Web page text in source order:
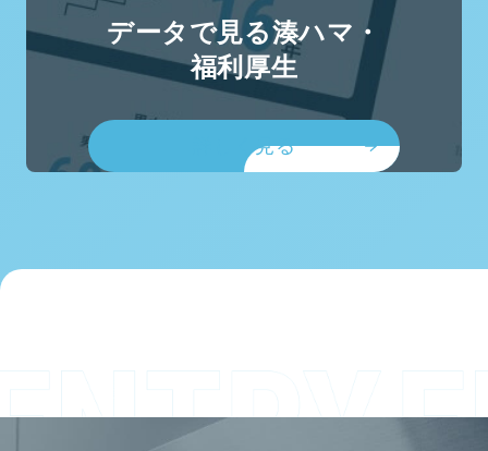
データで見る湊ハマ・
福利厚生
詳しく見る